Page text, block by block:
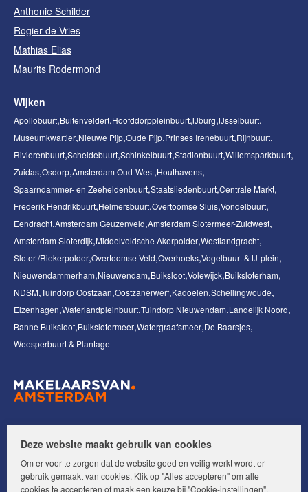
Anthonie Schilder
Rogier de Vries
Mathias Elias
Maurits Rodermond
Wijken
Apollobuurt Buitenveldert Hoofddorppleinbuurt IJburg IJsselbuurt
Museumkwartier Nieuwe Pijp Oude Pijp Prinses Irenebuurt Rijnbuurt
Rivierenbuurt Scheldebuurt Schinkelbuurt Stadionbuurt Willemsparkbuurt
Zuidas Osdorp Amsterdam Oud-West Houthavens
Spaarndammer- en Zeeheldenbuurt Staatsliedenbuurt Centrale Markt
Frederik Hendrikbuurt Helmersbuurt Overtoomse Sluis Vondelbuurt
Eendracht Amsterdam Geuzenveld Amsterdam Slotermeer-Zuidwest
Amsterdam Sloterdijk Middelveldsche Akerpolder Westlandgracht
Sloter-/Riekerpolder Overtoomse Veld Overhoeks Vogelbuurt & IJ-plein
Nieuwendammerham Nieuwendam Buiksloot Volewijck Buiksloterham
NDSM Tuindorp Oostzaan Oostzanerwerf Kadoelen Schellingwoude
Elzenhagen Waterlandpleinbuurt Tuindorp Nieuwendam Landelijk Noord
Banne Buiksloot Buikslotermeer Watergraafsmeer De Baarsjes
Weesperbuurt & Plantage
Volg ons op:
Deze website maakt gebruik van cookies
Om er voor te zorgen dat de website goed en veilig werkt wordt er
gebruik gemaakt van cookies. Klik op "Alles accepteren" om alle
cookies te accepteren of maak een keuze bij "Cookie-instellingen".